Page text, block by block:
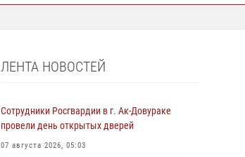
ЛЕНТА НОВОСТЕЙ
Сотрудники Росгвардии в г. Ак-Довураке
провели день открытых дверей
07 августа 2026, 05:03